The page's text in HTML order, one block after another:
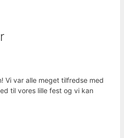
Vi var alle meget tilfredse med
til vores lille fest og vi kan